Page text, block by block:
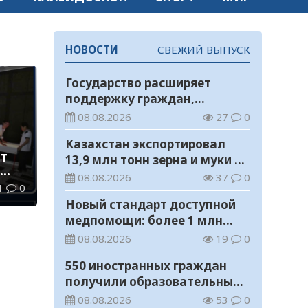
0
НОВОСТИ СВЕЖИЙ ВЫПУСК
Государство расширяет
поддержку граждан,
переезжающих в новые
регионы для работы
08.08.2026 27 0
Казахстан экспортировал
13,9 млн тонн зерна и муки в
зерновом эквиваленте
08.08.2026 37 0
Новый стандарт доступной
медпомощи: более 1 млн
казахстанцев получили
телемедицинские услуги
08.08.2026 19 0
550 иностранных граждан
получили образовательные
гранты для обучения в
08.08.2026 53 0